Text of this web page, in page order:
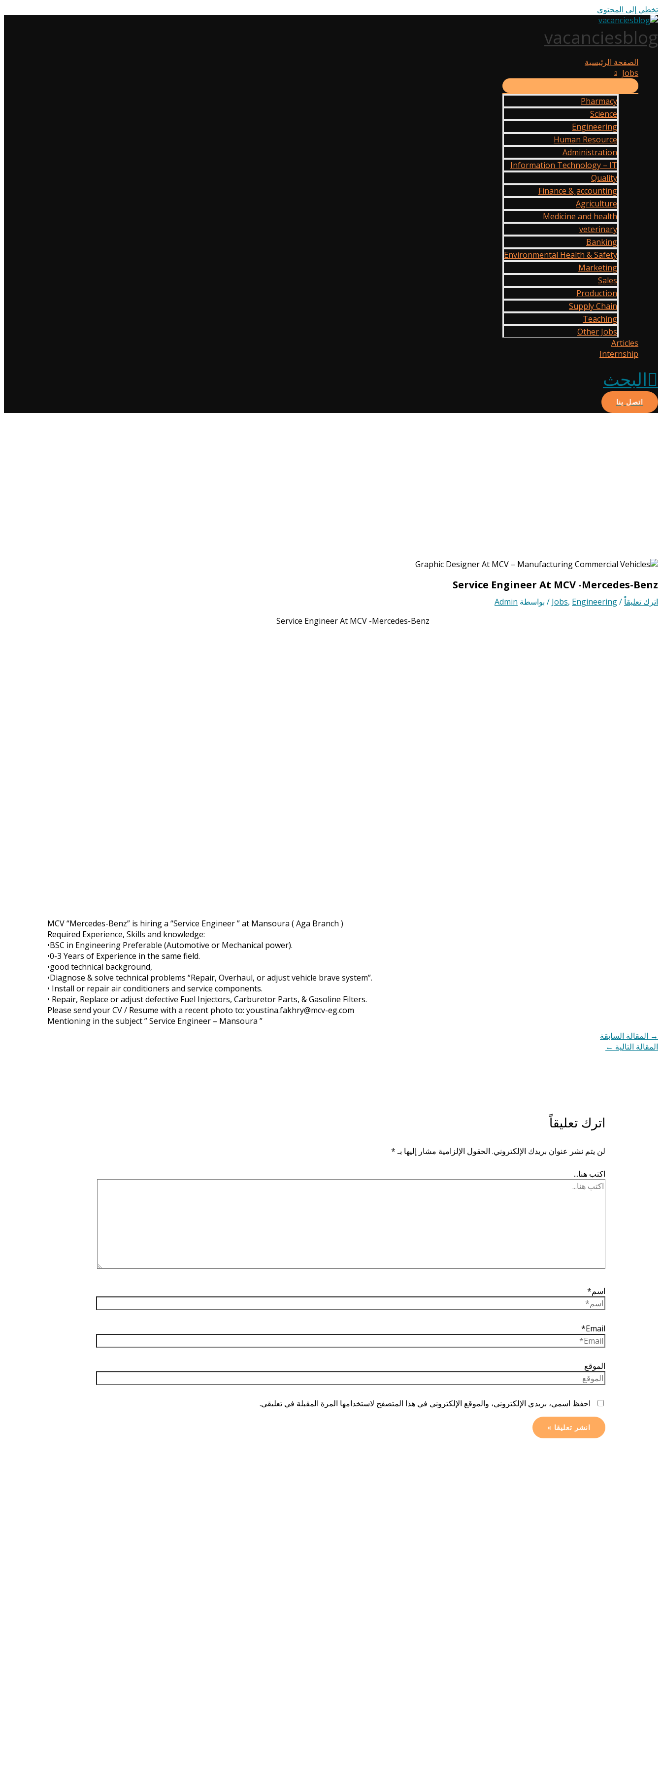
تخطي إلى المحتوى
vacanciesblog
الصفحة الرئيسية
Jobs
Pharmacy
Science
Engineering
Human Resource
Administration
Information Technology – IT
Quality
Finance & ِaccounting
Agriculture
Medicine and health
veterinary
Banking
Environmental Health & Safety
Marketing
Sales
Production
Supply Chain
Teaching
Other Jobs
Articles
Internship
البحث
اتصل بنا
Service Engineer At MCV -Mercedes-Benz
اترك تعليقاً/
Jobs, Engineering / بواسطة Admin
Service Engineer At MCV -Mercedes-Benz
MCV “Mercedes-Benz” is hiring a “Service Engineer ” at Mansoura ( Aga Branch )
Required Experience, Skills and knowledge:
•BSC in Engineering Preferable (Automotive or Mechanical power).
•0-3 Years of Experience in the same field.
•good technical background,
•Diagnose & solve technical problems “Repair, Overhaul, or adjust vehicle brave system”.
• Install or repair air conditioners and service components.
• Repair, Replace or adjust defective Fuel Injectors, Carburetor Parts, & Gasoline Filters.
Please send your CV / Resume with a recent photo to: youstina.fakhry@mcv-eg.com
Mentioning in the subject ” Service Engineer – Mansoura ”
→ المقالة السابقة
المقالة التالية ←
اترك تعليقاً
لن يتم نشر عنوان بريدك الإلكتروني. الحقول الإلزامية مشار إليها بـ*
اكتب هنا...
اسم*
Email*
الموقع
احفظ اسمي، بريدي الإلكتروني، والموقع الإلكتروني في هذا المتصفح لاستخدامها المرة المقبلة في تعليقي.